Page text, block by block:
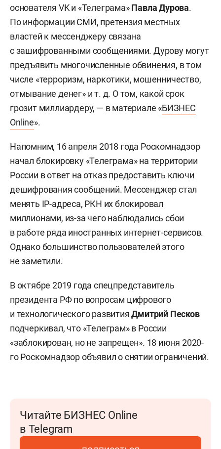
основателя VK и «Телеграма»Павла Дурова.
По информации СМИ, претензия местных
властей к мессенджеру связана
с зашифрованными сообщениями. Дурову могут
предъявить многочисленные обвинения, в том
числе «терроризм, наркотики, мошенничество,
отмывание денег» и т. д. О том, какой срок
грозит миллиардеру, — в материале «БИЗНЕС
Online».
Напомним, 16 апреля 2018 года Роскомнадзор
начал блокировку «Телеграма» на территории
России в ответ на отказ предоставить ключи
дешифрования сообщений. Мессенджер стал
менять IP-адреса, РКН их блокировал
миллионами, из-за чего наблюдались сбои
в работе ряда иностранных интернет-сервисов.
Однако большинство пользователей этого
не заметили.
В октябре 2019 года спецпредставитель
президента РФ по вопросам цифрового
и технологического развитияДмитрий Песков
подчеркивал, что «Телеграм» в России
«заблокирован, но не запрещен». 18 июня 2020-
го Роскомнадзор объявил о снятии ограничений.
Читайте БИЗНЕС Online
в Telegram